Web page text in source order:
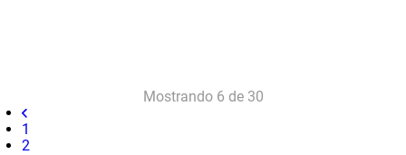
Mostrando 6 de 30
1
2